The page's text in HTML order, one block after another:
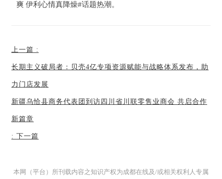
爽 伊利心情真降燥#话题热潮。
上一篇 :
长期主义破局者：贝壳4亿专项资源赋能与战略体系发布，助
力门店发展
新疆乌恰县商务代表团到访四川省川联零售业商会 共启合作
新篇章
: 下一篇
本网（平台）所刊载内容之知识产权为成都在线及/或相关权利人专属